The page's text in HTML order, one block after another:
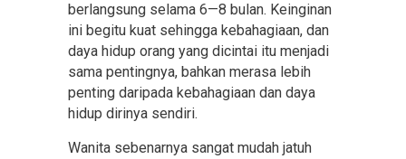
berlangsung selama 6—8 bulan. Keinginan
ini begitu kuat sehingga kebahagiaan, dan
daya hidup orang yang dicintai itu menjadi
sama pentingnya, bahkan merasa lebih
penting daripada kebahagiaan dan daya
hidup dirinya sendiri.
Wanita sebenarnya sangat mudah jatuh